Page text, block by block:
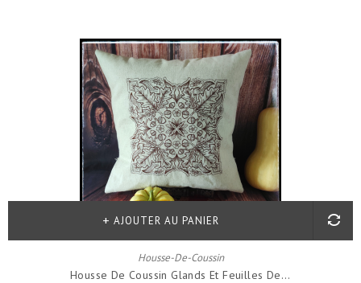
Housse-De-Coussin
Housse De Coussin Glands Et Feuilles De...
AJOUTER AU PANIER